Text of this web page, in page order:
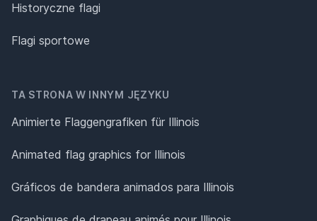
Historyczne flagi
Flagi sportowe
TA STRONA W INNYM JĘZYKU
Animierte Flaggengrafiken für Illinois
Animated flag graphics for Illinois
Gráficos de bandera animados para Illinois